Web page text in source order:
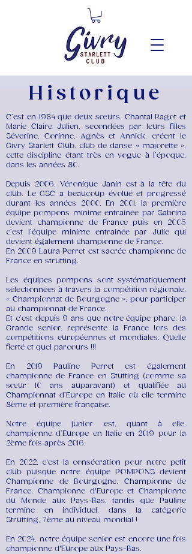
Historique
C’est en 1984 que deux sœurs, Chantal Ragot et
Marie Claire Julien, secondées par leurs filles
Séverine, Corinne, Agnès et Annick, créent le
Givry Starlett Club, club de danse « majorette »,
cette discipline étant très en vogue à l’époque,
dans les années 80.
Depuis 2006, Véronique Janin est à la tête du
club. Le GSC a beaucoup évolué et progressé
durant les années 2000. En 2001, la première
équipe pompons minime entrainée par Sabrina
devient championne de France puis en 2005
c’est l’équipe minime entrainée par Julie qui
devient également championne de France.
En 2009 Laura Perret est sacrée championne de
France en strutting.
Les équipes pompons sont systématiquement
sélectionnées à travers la compétition régionale,
« Championnat de Bourgogne », pour participer
au championnat de France.
Et c’est depuis 9 ans que notre équipe phare, la
Grande senior, représente la France lors des
compétitions européennes et mondiales. Quelle
fierté et quel parcours !!!
En 2019 Pauline Perret est également
championne de France en Stutting (comme sa
sœur 10 ans auparavant) et qualifiée au
Championnat d’Europe en Italie où elle termine
8ème et première française.
Notre équipe junior est, quant à elle,
championne d’Europe en Italie en 2019 pour la
2ème fois après 2016.
En 2022, c'est la consécration pour notre petit
club puisque notre équipe POMPONS devient
Championne de Bourgogne, Championne de
France, Championne d'Europe et Championne
du Monde aux Pays-Bas, tandis que Pauline
termine en individuel, dans la catégorie
Strutting, 7ème au niveau mondial !
En 2024, notre équipe senior est encore une fois
championne d'Europe aux Pays-Bas.